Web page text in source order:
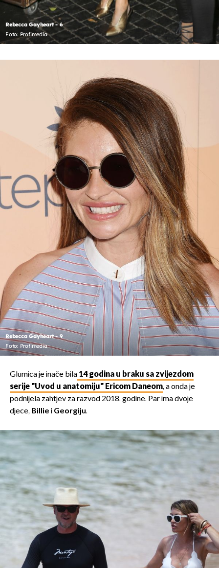
Rebecca Gayheart - 6
Foto: Profimedia
Rebecca Gayheart - 9
Foto: Profimedia
Glumica je inače bila 14 godina u braku sa zvijezdom
serije "Uvod u anatomiju" Ericom Daneom, a onda je
podnijela zahtjev za razvod 2018. godine. Par ima dvoje
djece, Billie i Georgiju.